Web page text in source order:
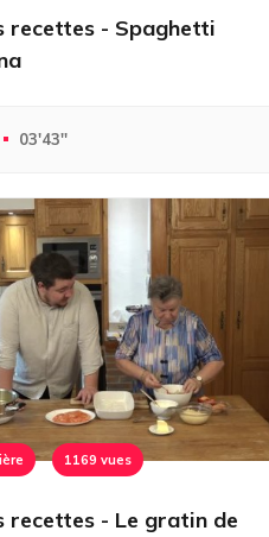
recettes - Spaghetti
03'43''
1169 vues
recettes - Le gratin de